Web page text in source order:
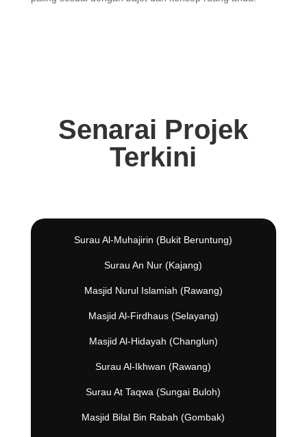
Senarai Projek
Terkini
Surau Al-Muhajirin (Bukit Beruntung)
Surau An Nur (Kajang)
Masjid Nurul Islamiah (Rawang)
Masjid Al-Firdhaus (Selayang)
Masjid Al-Hidayah (Changlun)
Surau Al-Ikhwan (Rawang)
Surau At Taqwa (Sungai Buloh)
Masjid Bilal Bin Rabah (Gombak)